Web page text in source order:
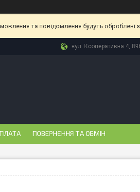
та повідомлення будуть оброблені
вул. Кооперативна 4,
ПОВЕРНЕННЯ ТА ОБМІН